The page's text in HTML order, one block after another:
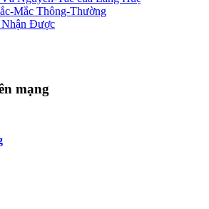
Mắc Thông-Thường
Nhận Được
mạng